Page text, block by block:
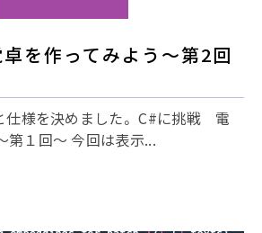
を作ってみよう～第2回
仕様を決めました。 C#に挑戦 電
第１回～ 今回は表示...